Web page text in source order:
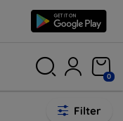
0
Filter